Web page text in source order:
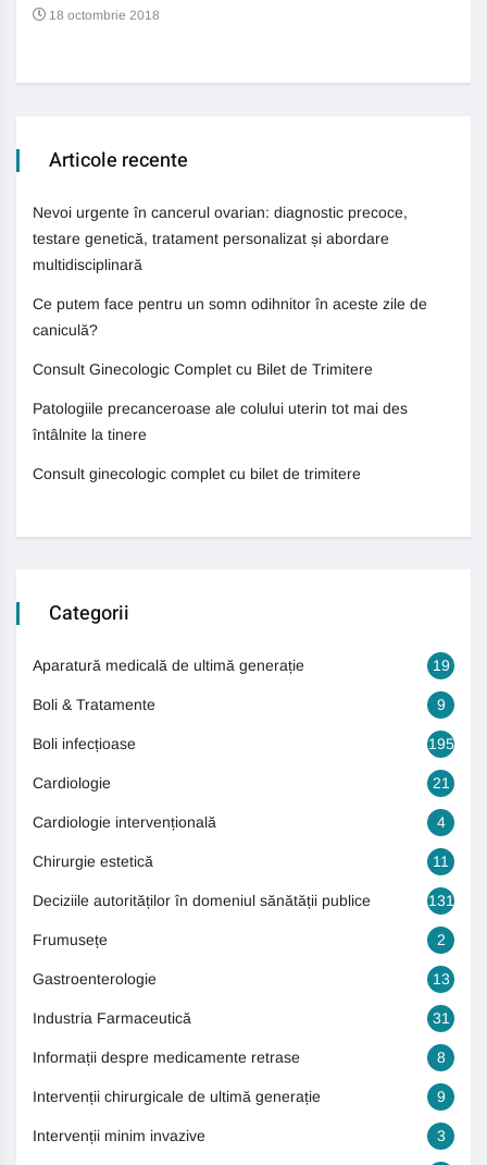
18 octombrie 2018
Articole recente
Nevoi urgente în cancerul ovarian: diagnostic precoce,
testare genetică, tratament personalizat și abordare
multidisciplinară
Ce putem face pentru un somn odihnitor în aceste zile de
caniculă?
Consult Ginecologic Complet cu Bilet de Trimitere
Patologiile precanceroase ale colului uterin tot mai des
întâlnite la tinere
Consult ginecologic complet cu bilet de trimitere
Categorii
Aparatură medicală de ultimă generație 19
Boli & Tratamente 9
Boli infecțioase 195
Cardiologie 21
Cardiologie intervențională 4
Chirurgie estetică 11
Deciziile autorităților în domeniul sănătății publice 131
Frumusețe 2
Gastroenterologie 13
Industria Farmaceutică 31
Informații despre medicamente retrase 8
Intervenții chirurgicale de ultimă generație 9
Intervenții minim invazive 3